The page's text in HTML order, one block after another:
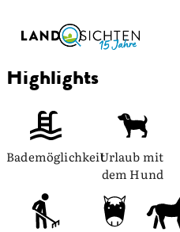
Highlights
BademöglichkeitUrlaub mit
dem Hund